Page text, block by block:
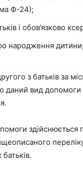
Ф-24);
і обов’язково
народження
з батьків за
даний вид допомоги